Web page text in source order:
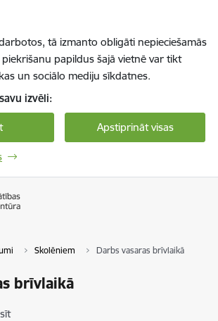
tā izmanto obligāti nepieciešamās
papildus šajā vietnē var tikt
un sociālo mediju sīkdatnes.
izvēli:
Apstiprināt visas
Skolēniem Darbs vasaras brīvlaikā
brīvlaikā